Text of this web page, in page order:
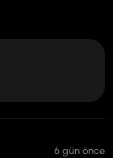
6 gün önce